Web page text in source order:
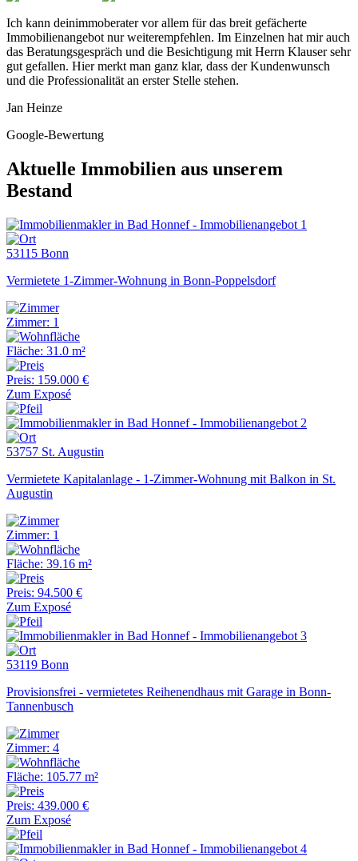
Ich kann deinimmoberater vor allem für das breit gefächerte
Immobilienangebot nur weiterempfehlen. Im Einzelnen hat mir auch
das Beratungsgespräch und die Besichtigung mit Herrn Klauser sehr
gut gefallen. Hier merkt man ganz klar, dass der Kundenwunsch
und die Professionalität an erster Stelle stehen.
Jan Heinze
Google-Bewertung
Aktuelle Immobilien aus unserem
Bestand
53115 Bonn
Vermietete 1-Zimmer-Wohnung in Bonn-Poppelsdorf
Zimmer: 1
Fläche: 31.0 m²
Preis: 159.000 €
Zum Exposé
53757 St. Augustin
Vermietete Kapitalanlage - 1-Zimmer-Wohnung mit Balkon in St.
Augustin
Zimmer: 1
Fläche: 39.16 m²
Preis: 94.500 €
Zum Exposé
53119 Bonn
Provisionsfrei - vermietetes Reihenendhaus mit Garage in Bonn-
Tannenbusch
Zimmer: 4
Fläche: 105.77 m²
Preis: 439.000 €
Zum Exposé